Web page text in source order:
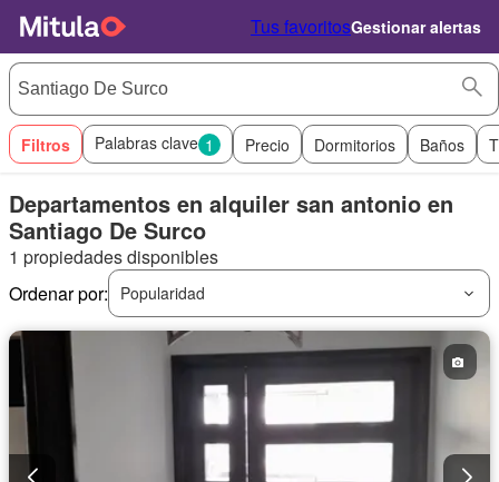
Tus favoritosGestionar alertas
Filtros Palabras clave 1 Precio Dormitorios Baños
Departamentos en alquiler san antonio en
Santiago De Surco
1 propiedades disponibles
Ordenar por:
Popularidad